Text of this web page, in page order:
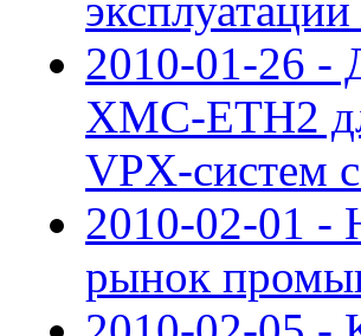
2010-01-26 -
XMC-ETH2
VPX-систем
2010-02-01 -
рынок